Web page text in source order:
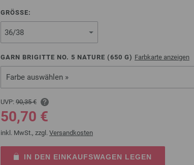
GRÖSSE:
GARN BRIGITTE NO. 5 NATURE (650 G) Farbkarte anzeigen
Farbe auswählen »
UVP: 90,35 €
50,70 €
inkl. MwSt., zzgl. Versandkosten
IN DEN EINKAUFSWAGEN LEGEN